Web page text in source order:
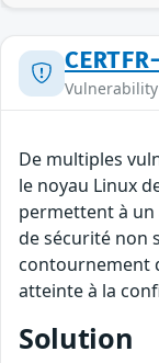
De multiples
le noyau Linux
permettent à
de sécurité non
contournement
atteinte à la
Solution